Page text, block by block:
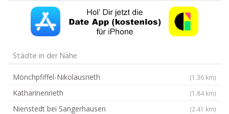
Städte in der Nähe
Mönchpfiffel-Nikolausrieth (1.36 km)
Katharinenrieth (1.84 km)
Nienstedt bei Sangerhausen (2.41 km)